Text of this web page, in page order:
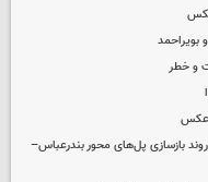
بویراحمد
و خطر
عکس
بازسازی پل‌های محور بندرعباس–